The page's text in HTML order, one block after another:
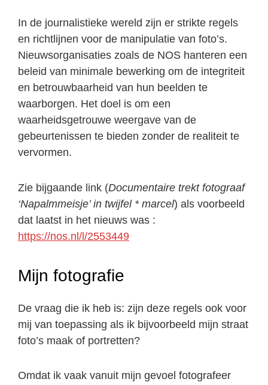
In de journalistieke wereld zijn er strikte regels
en richtlijnen voor de manipulatie van foto’s.
Nieuwsorganisaties zoals de NOS hanteren een
beleid van minimale bewerking om de integriteit
en betrouwbaarheid van hun beelden te
waarborgen. Het doel is om een
waarheidsgetrouwe weergave van de
gebeurtenissen te bieden zonder de realiteit te
vervormen.
Zie bijgaande link (Documentaire trekt fotograaf
‘Napalmmeisje’ in twijfel * marcel) als voorbeeld
dat laatst in het nieuws was :
https://nos.nl/l/2553449
Mijn fotografie
De vraag die ik heb is: zijn deze regels ook voor
mij van toepassing als ik bijvoorbeeld mijn straat
foto’s maak of portretten?
Omdat ik vaak vanuit mijn gevoel fotografeer